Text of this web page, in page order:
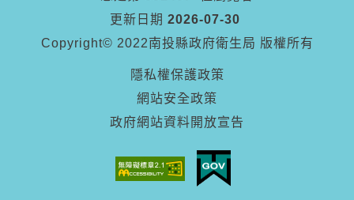
更新日期 2026-07-30
Copyright© 2022南投縣政府衛生局 版權所有
隱私權保護政策
網站安全政策
政府網站資料開放宣告